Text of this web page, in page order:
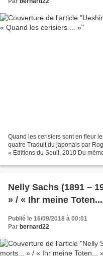
Quand les cerisiers sont en fleur
quatre Traduit du japonais par
» Editions du Seuil, 2010 Du
Nelly Sachs (1891 –
» / « Ihr meine
Publié le 16/09/2018 à 00:01
Par bernard22